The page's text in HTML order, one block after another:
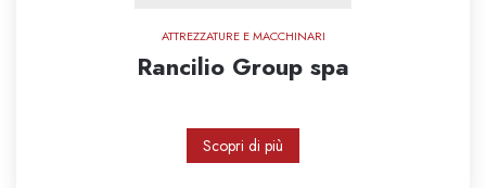
ATTREZZATURE E MACCHINARI
Rancilio Group spa
Scopri di più